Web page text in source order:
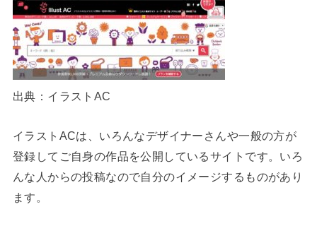
出典：イラストAC
イラストACは、いろんなデザイナーさんや一般の方が
登録してご自身の作品を公開しているサイトです。いろ
んな人からの投稿なので自分のイメージするものがあり
ます。